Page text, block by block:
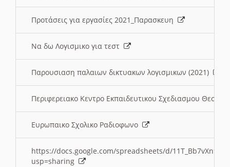
Προτάσεις για εργασίες 2021_Παρασκευη
Να δω Λογισμικο για τεστ
Παρουσιαση παλαιων δικτυακων λογισμικων (2021)
Περιφερειακο Κεντρο Εκπαιδευτικου Σχεδιασμου
Ευρωπαικο Σχολικο Ραδιοφωνο
https://docs.google.com/spreadsheets/d/
usp=sharing